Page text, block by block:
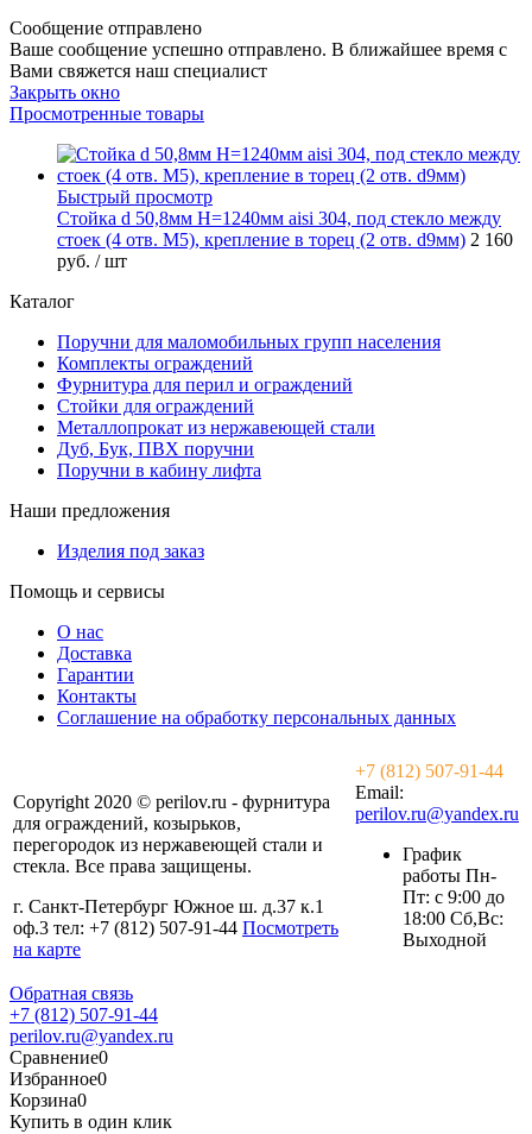
Сообщение отправлено
Ваше сообщение успешно отправлено. В ближайшее время с
Вами свяжется наш специалист
Закрыть окно
Просмотренные товары
Быстрый просмотр
Стойка d 50,8мм H=1240мм aisi 304, под стекло между
стоек (4 отв. М5), крепление в торец (2 отв. d9мм) 2 160
руб. / шт
Каталог
Поручни для маломобильных групп населения
Комплекты ограждений
Фурнитура для перил и ограждений
Стойки для ограждений
Металлопрокат из нержавеющей стали
Дуб, Бук, ПВХ поручни
Поручни в кабину лифта
Наши предложения
Изделия под заказ
Помощь и сервисы
О нас
Доставка
Гарантии
Контакты
Соглашение на обработку персональных данных
Copyright 2020 © perilov.ru - фурнитура
для ограждений, козырьков,
перегородок из нержавеющей стали и
стекла. Все права защищены.
г. Санкт-Петербург Южное ш. д.37 к.1
оф.3 тел: +7 (812) 507-91-44 Посмотреть
на карте
+7 (812) 507-91-44
Email:
perilov.ru@yandex.ru
График
работы Пн-
Пт: с 9:00 до
18:00 Сб,Вс:
Выходной
Обратная связь
+7 (812) 507-91-44
perilov.ru@yandex.ru
Сравнение0
Избранное0
Корзина0
Купить в один клик